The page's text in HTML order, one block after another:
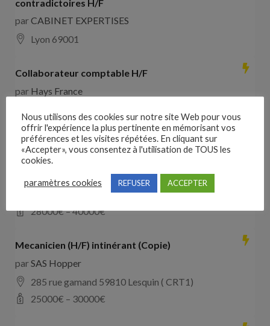
contradictoires H/F
parCABINET EXPERTISES
Lyon 69001
Collaborateur comptable H/F
par Hays France
Comducteur poids lourd avec expérience dans les
travaux publics
les landes de cassentin RD910
28000€ –40000€
Mecanicien (H/F) intinérant (Copie)
parSAS Hopper
285 rue gamand 59810 Lesquin ( CRT1)
25000€ – 30000€
Nous utilisons des cookies sur notre site Web pour vous
offrir l'expérience la plus pertinente en mémorisant vos
préférences et les visites répétées. En cliquant sur
«Accepter», vous consentez à l'utilisation de TOUS les
cookies.
paramètres cookies REFUSER ACCEPTER